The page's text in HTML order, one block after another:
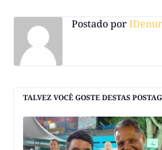
Postado por
TALVEZ VOCÊ GOSTE DESTAS